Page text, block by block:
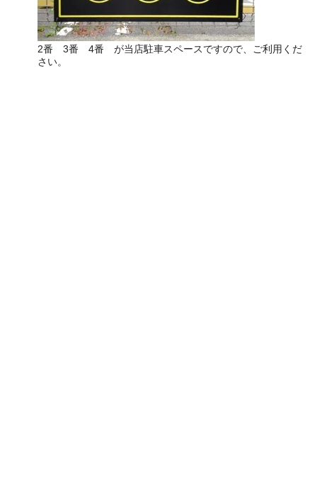
2番 3番 4番 が当店駐車スペースですので、ご利用くだ
さい。